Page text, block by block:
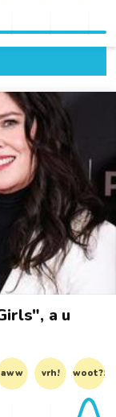
a u
aww vrh! woot?!